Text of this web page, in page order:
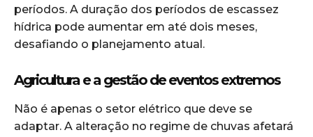
períodos. A duração dos períodos de escassez
hídrica pode aumentar em até dois meses,
desafiando o planejamento atual.
Agricultura e a gestão de eventos extremos
Não é apenas o setor elétrico que deve se
adaptar. A alteração no regime de chuvas afetará